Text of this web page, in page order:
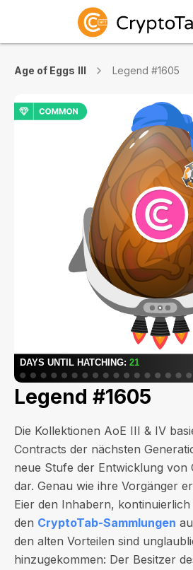
Age of Eggs III Legend #1605
Legend #1605
Die Kollektionen AoE III & IV
Contracts der nächsten
neue Stufe der Entwicklung von
dar. Genau wie ihre Vorgänger
Eier den Inhabern,
den CryptoTab-Sammlungen
den alten Vorteilen sind
hinzugekommen: Der Besitzer